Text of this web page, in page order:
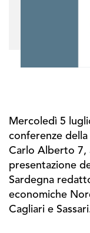
Mercoledì 5
conferenze
Carlo Alberto 7,
presentazione
Sardegna
economiche
Cagliari e